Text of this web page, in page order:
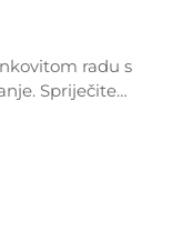
radu s
Spriječite